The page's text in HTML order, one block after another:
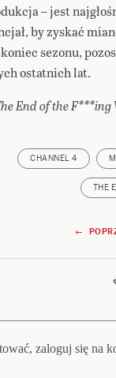
– jest
by zyskać
sezonu,
ostatnich lat.
End of the
CHANNEL 4
THE
←
zaloguj się na